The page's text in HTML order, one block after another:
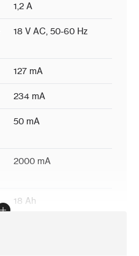
1,2 A
18 V AC, 50-60 Hz
127 mA
234 mA
50 mA
2000 mA
18 Ah